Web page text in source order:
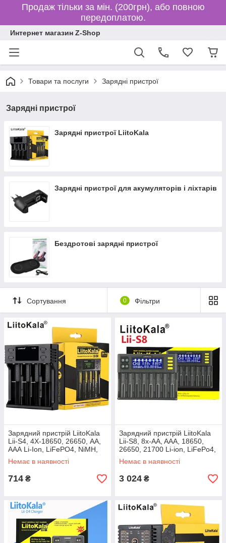
Продаж тільки за мін. (200грн), або повною
передоплатою.
Интернет магазин Z-Shop
Товари та послуги Зарядні пристрої
Зарядні пристрої
Зарядні пристрої LiitoKala
Зарядні пристрої для акумуляторів і ліхтарів
Бездротові зарядні пристрої
Сортування 0 Фільтри
Зарядний пристрій LiitoKala
Lii-S4, 4Х-18650, 26650, АА,
ААА Li-Ion, LiFePO4, NiMH,
ОРИГІНАЛ
Немає в наявності
714 ₴
Зарядний пристрій LiitoKala
Lii-S8, 8х-AA, AAA, 18650,
26650, 21700 Li-ion, LiFePo4,
Ni-Mh ОРИГІНАЛ
Немає в наявності
3 024 ₴